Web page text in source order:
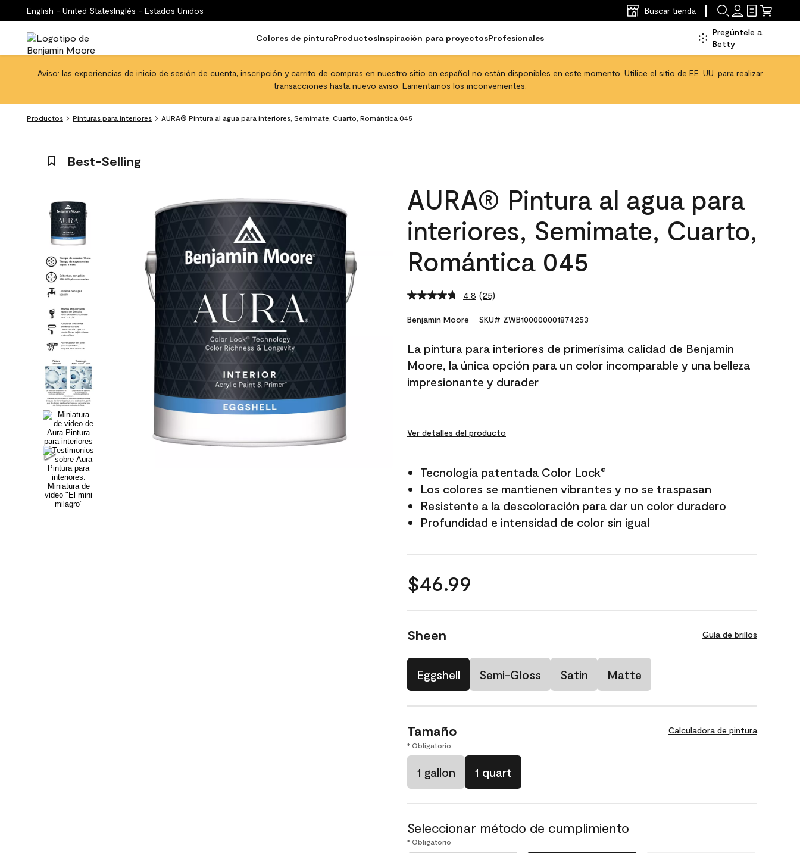
English - United StatesInglés - Estados Unidos Buscar tienda
Colores de pinturaProductosInspiración para proyectosProfesionales
Pregúntele a
Betty
Aviso: las experiencias de inicio de sesión de cuenta, inscripción y carrito de compras en nuestro sitio en español no están disponibles en este momento. Utilice el sitio de EE. UU. para realizar
transacciones hasta nuevo aviso. Lamentamos los inconvenientes.
Productos Pinturas para interiores AURA® Pintura al agua para interiores, Semimate, Cuarto, Romántica 045
Best-Selling
AURA® Pintura al agua para
interiores, Semimate, Cuarto,
Romántica 045
4.8 Read
Reviews.
link.
(25)
Benjamin Moore SKU# ZWB100000001874253
La pintura para interiores de primerísima calidad de Benjamin
Moore, la única opción para un color incomparable y una belleza
impresionante y durader
Ver detalles del producto
Tecnología patentada Color Lock®
Los colores se mantienen vibrantes y no se traspasan
Resistente a la descoloración para dar un color duradero
Profundidad e intensidad de color sin igual
$46.99
Sheen Guía de brillos
Eggshell Semi-Gloss Satin Matte
Tamaño Calculadora de pintura
* Obligatorio
1 gallon 1 quart
Seleccionar método de cumplimiento
* Obligatorio